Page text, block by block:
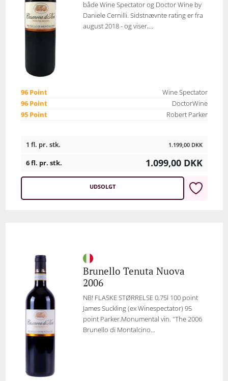
både Wine Spectator og Doctor Wine by
Daniele Cernilli. Sidstnævnte rating er fra
august 2018 - og viser,...
96 Point
Wine Spectator
96 Point
DoctorWine
95 Point
Robert Parker
1 fl. pr. stk. 1.199,00 DKK
6 fl. pr. stk. 1.099,00 DKK
UDSOLGT
Brunello Tenuta Nuova
2006
NB! FLASKE STØRRELSE 0,75l 100 point
James Suckling (ex Winespectator) 95
point Parker.Monumental vin. "The 2006
Brunello di Montalcino...